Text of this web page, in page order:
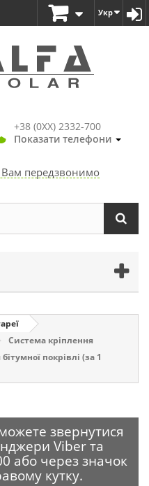
Укр
+38 (0XX) 2332-700
Показати телефони
передзвонимо
Система кріплення
покрівлі (за 1
звернутися
Viber та
або через значок
кутку.